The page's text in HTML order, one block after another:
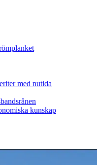
planket
med nutida
kunskap